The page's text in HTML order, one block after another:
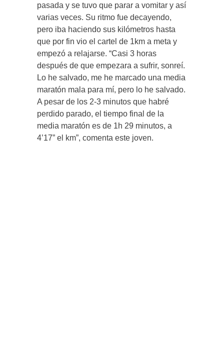
pasada y se tuvo que parar a vomitar y así
varias veces. Su ritmo fue decayendo,
pero iba haciendo sus kilómetros hasta
que por fin vio el cartel de 1km a meta y
empezó a relajarse. “Casi 3 horas
después de que empezara a sufrir, sonreí.
Lo he salvado, me he marcado una media
maratón mala para mí, pero lo he salvado.
A pesar de los 2-3 minutos que habré
perdido parado, el tiempo final de la
media maratón es de 1h 29 minutos, a
4’17” el km”, comenta este joven.